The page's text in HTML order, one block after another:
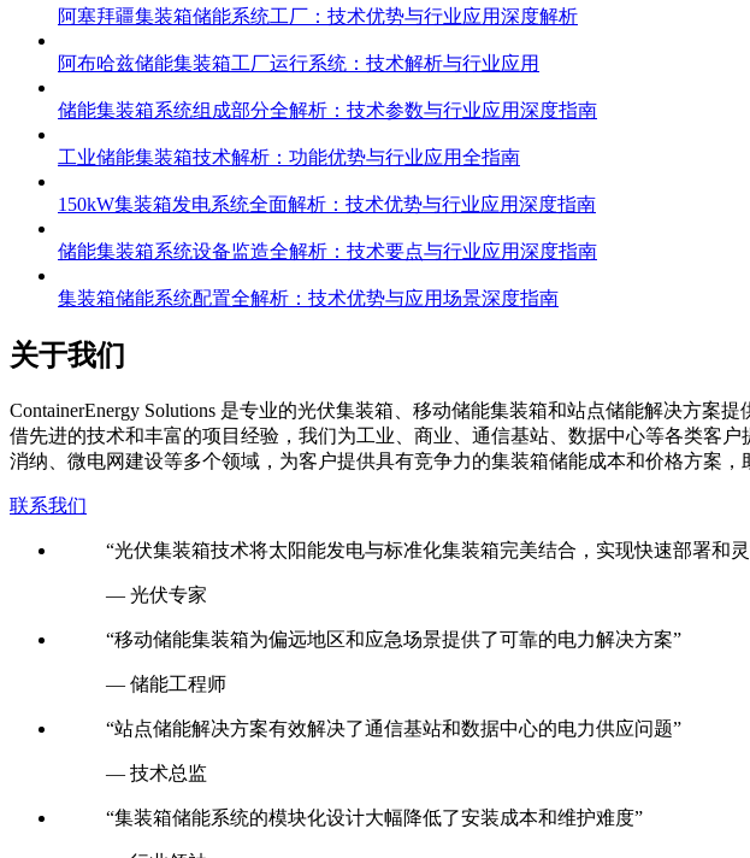
阿塞拜疆集装箱储能系统工厂：技术优势与行业应用深度解析
阿布哈兹储能集装箱工厂运行系统：技术解析与行业应用
储能集装箱系统组成部分全解析：技术参数与行业应用深度指南
工业储能集装箱技术解析：功能优势与行业应用全指南
150kW集装箱发电系统全面解析：技术优势与行业应用深度指南
储能集装箱系统设备监造全解析：技术要点与行业应用深度指南
集装箱储能系统配置全解析：技术优势与应用场景深度指南
关于我们
ContainerEnergy Solutions 是专业的光伏集装箱、移动储能集装箱和站点储能解决方
借先进的技术和丰富的项目经验，我们为工业、商业、通信基站、数据中心等各类客
消纳、微电网建设等多个领域，为客户提供具有竞争力的集装箱储能成本和价格方案，
联系我们
“光伏集装箱技术将太阳能发电与标准化集装箱完美结合，实现快速部署和
— 光伏专家
“移动储能集装箱为偏远地区和应急场景提供了可靠的电力解决方案”
— 储能工程师
“站点储能解决方案有效解决了通信基站和数据中心的电力供应问题”
— 技术总监
“集装箱储能系统的模块化设计大幅降低了安装成本和维护难度”